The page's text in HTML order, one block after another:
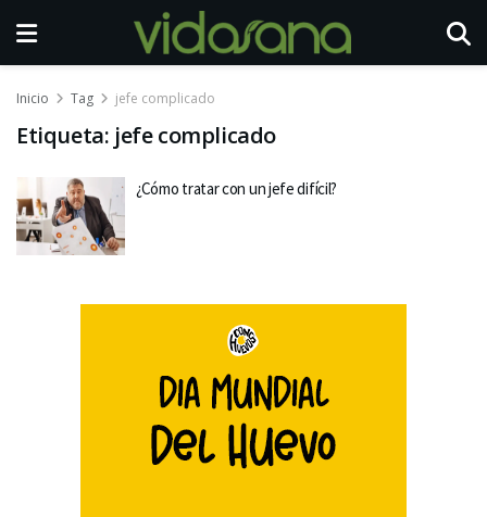
Inicio Tag jefe complicado
Etiqueta: jefe complicado
¿Cómo tratar con un jefe difícil?